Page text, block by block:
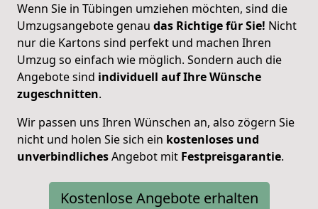
Wenn Sie in Tübingen umziehen möchten, sind die
Umzugsangebote genau das Richtige für Sie! Nicht
nur die Kartons sind perfekt und machen Ihren
Umzug so einfach wie möglich. Sondern auch die
Angebote sind individuell auf Ihre Wünsche
zugeschnitten.
Wir passen uns Ihren Wünschen an, also zögern Sie
nicht und holen Sie sich ein kostenloses und
unverbindlichesAngebot mit Festpreisgarantie.
Kostenlose Angebote erhalten